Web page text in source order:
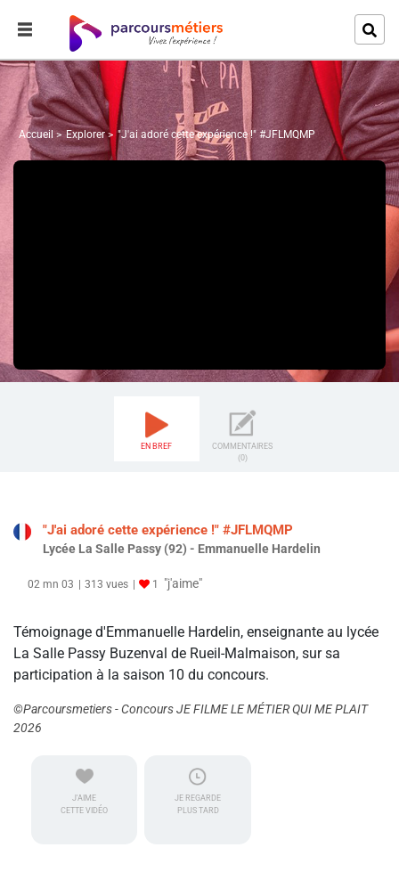
Accueil Explorer "J'ai adoré cette expérience !" #JFLMQMP
EN BREF
COMMENTAIRES
(0)
"J'ai adoré cette expérience !" #JFLMQMP
Lycée La Salle Passy (92) - Emmanuelle Hardelin
02 mn 03 313 vues 1 "j'aime"
Témoignage d'Emmanuelle Hardelin, enseignante au lycée
La Salle Passy Buzenval de Rueil-Malmaison, sur sa
participation à la saison 10 du concours.
©Parcoursmetiers - Concours JE FILME LE MÉTIER QUI ME PLAIT
2026
J'AIME
CETTE VIDÉO
JE REGARDE
PLUS TARD